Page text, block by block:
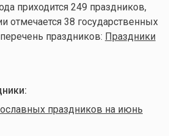
приходится 249 праздников,
отмечается 38 государственных
праздников: Праздники
праздников на июнь